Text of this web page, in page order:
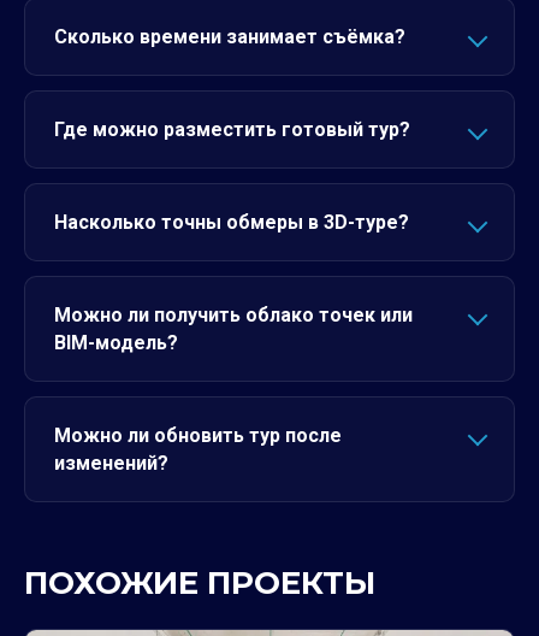
Сколько времени занимает съёмка?
Где можно разместить готовый тур?
Насколько точны обмеры в 3D-туре?
Можно ли получить облако точек или
BIM-модель?
Можно ли обновить тур после
изменений?
ПОХОЖИЕ ПРОЕКТЫ